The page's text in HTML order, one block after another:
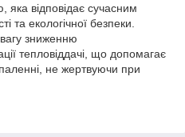
яка відповідає сучасним
та екологічної безпеки.
зниженню
тепловіддачі, що допомагає
не жертвуючи при